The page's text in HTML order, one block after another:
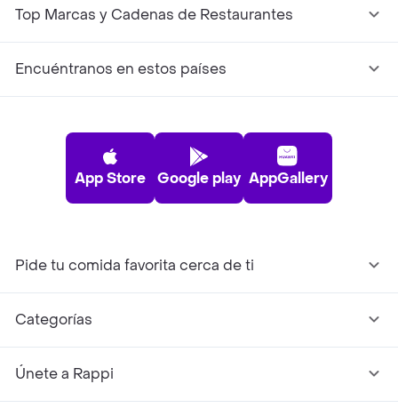
Top Marcas y Cadenas de Restaurantes
Encuéntranos en estos países
App Store Google play AppGallery
Pide tu comida favorita cerca de ti
Categorías
Únete a Rappi